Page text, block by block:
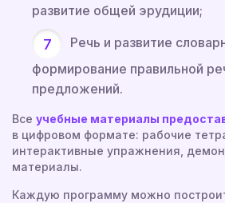
развитие общей эрудиции;
Речь и развитие
формирование правильной
предложений.
Все учебные материалы
в цифровом формате: рабочие
интерактивные упражнения,
материалы.
Каждую программу можно